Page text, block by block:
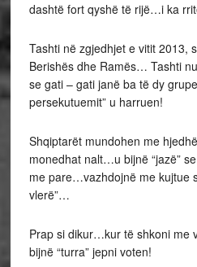
dashtë fort qyshë të rijë…i ka
Tashti në zgjedhjet e vitit 2013,
Berishës dhe Ramës… Tashti
se gati – gati janë ba të dy
persekutuemit” u harruen!
Shqiptarët mundohen me
monedhat nalt…u bijnë “jazë”
me pare…vazhdojnë me kujtue
vlerë”…
Prap si dikur…kur të shkoni me
bijnë “turra” jepni voten!